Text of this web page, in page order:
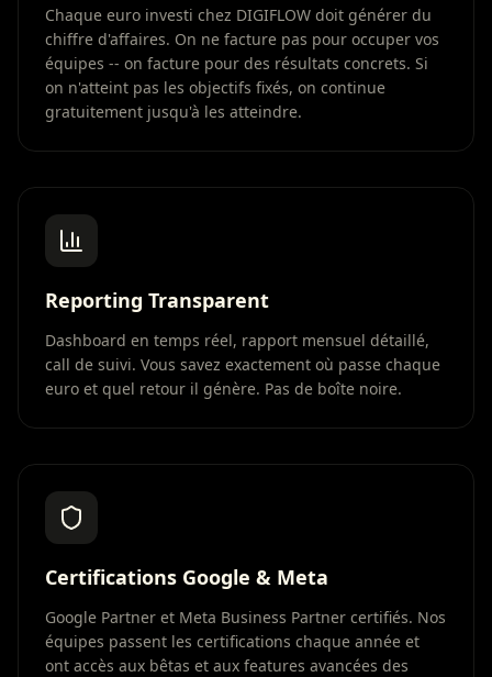
Chaque euro investi chez DIGIFLOW doit générer du
chiffre d'affaires. On ne facture pas pour occuper vos
équipes -- on facture pour des résultats concrets. Si
on n'atteint pas les objectifs fixés, on continue
gratuitement jusqu'à les atteindre.
Reporting Transparent
Dashboard en temps réel, rapport mensuel détaillé,
call de suivi. Vous savez exactement où passe chaque
euro et quel retour il génère. Pas de boîte noire.
Certifications Google & Meta
Google Partner et Meta Business Partner certifiés. Nos
équipes passent les certifications chaque année et
ont accès aux bêtas et aux features avancées des